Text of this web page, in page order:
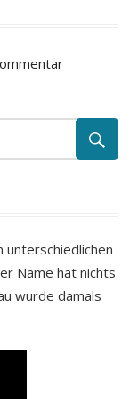
Name hat nichts
wurde damals